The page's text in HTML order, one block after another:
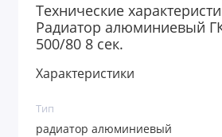
Технические
Радиатор алюминиевый
500/80 8 сек.
Характеристики
Тип
радиатор алюминиевый